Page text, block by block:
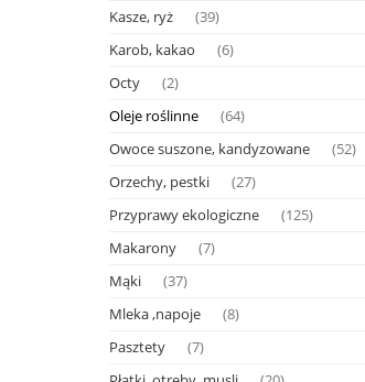
Kasze, ryż (39)
Karob, kakao (6)
Octy (2)
Oleje roślinne (64)
Owoce suszone, kandyzowane (52)
Orzechy, pestki (27)
Przyprawy ekologiczne (125)
Makarony (7)
Mąki (37)
Mleka ,napoje (8)
Pasztety (7)